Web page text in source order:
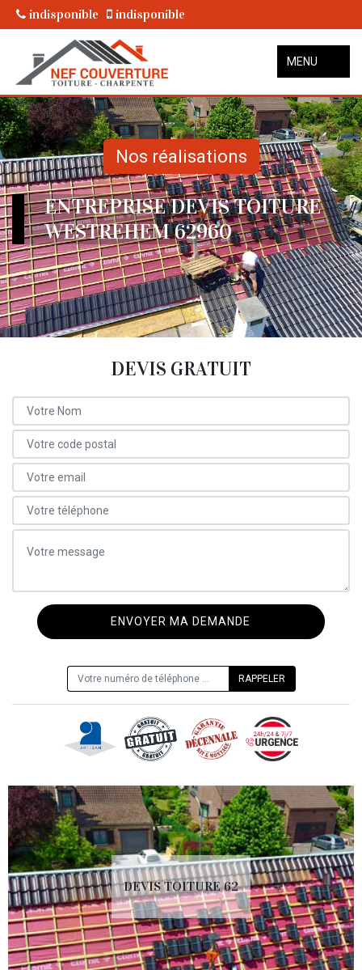
indisponible indisponible
MENU
Nos réalisations
ENTREPRISE DEVIS TOITURE
WESTREHEM 62960
DEVIS GRATUIT
DEVIS TOITURE 62